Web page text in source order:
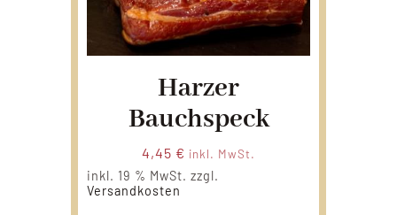
Harzer
Bauchspeck
4,45 € inkl. MwSt.
inkl. 19 % MwSt. zzgl.
Versandkosten